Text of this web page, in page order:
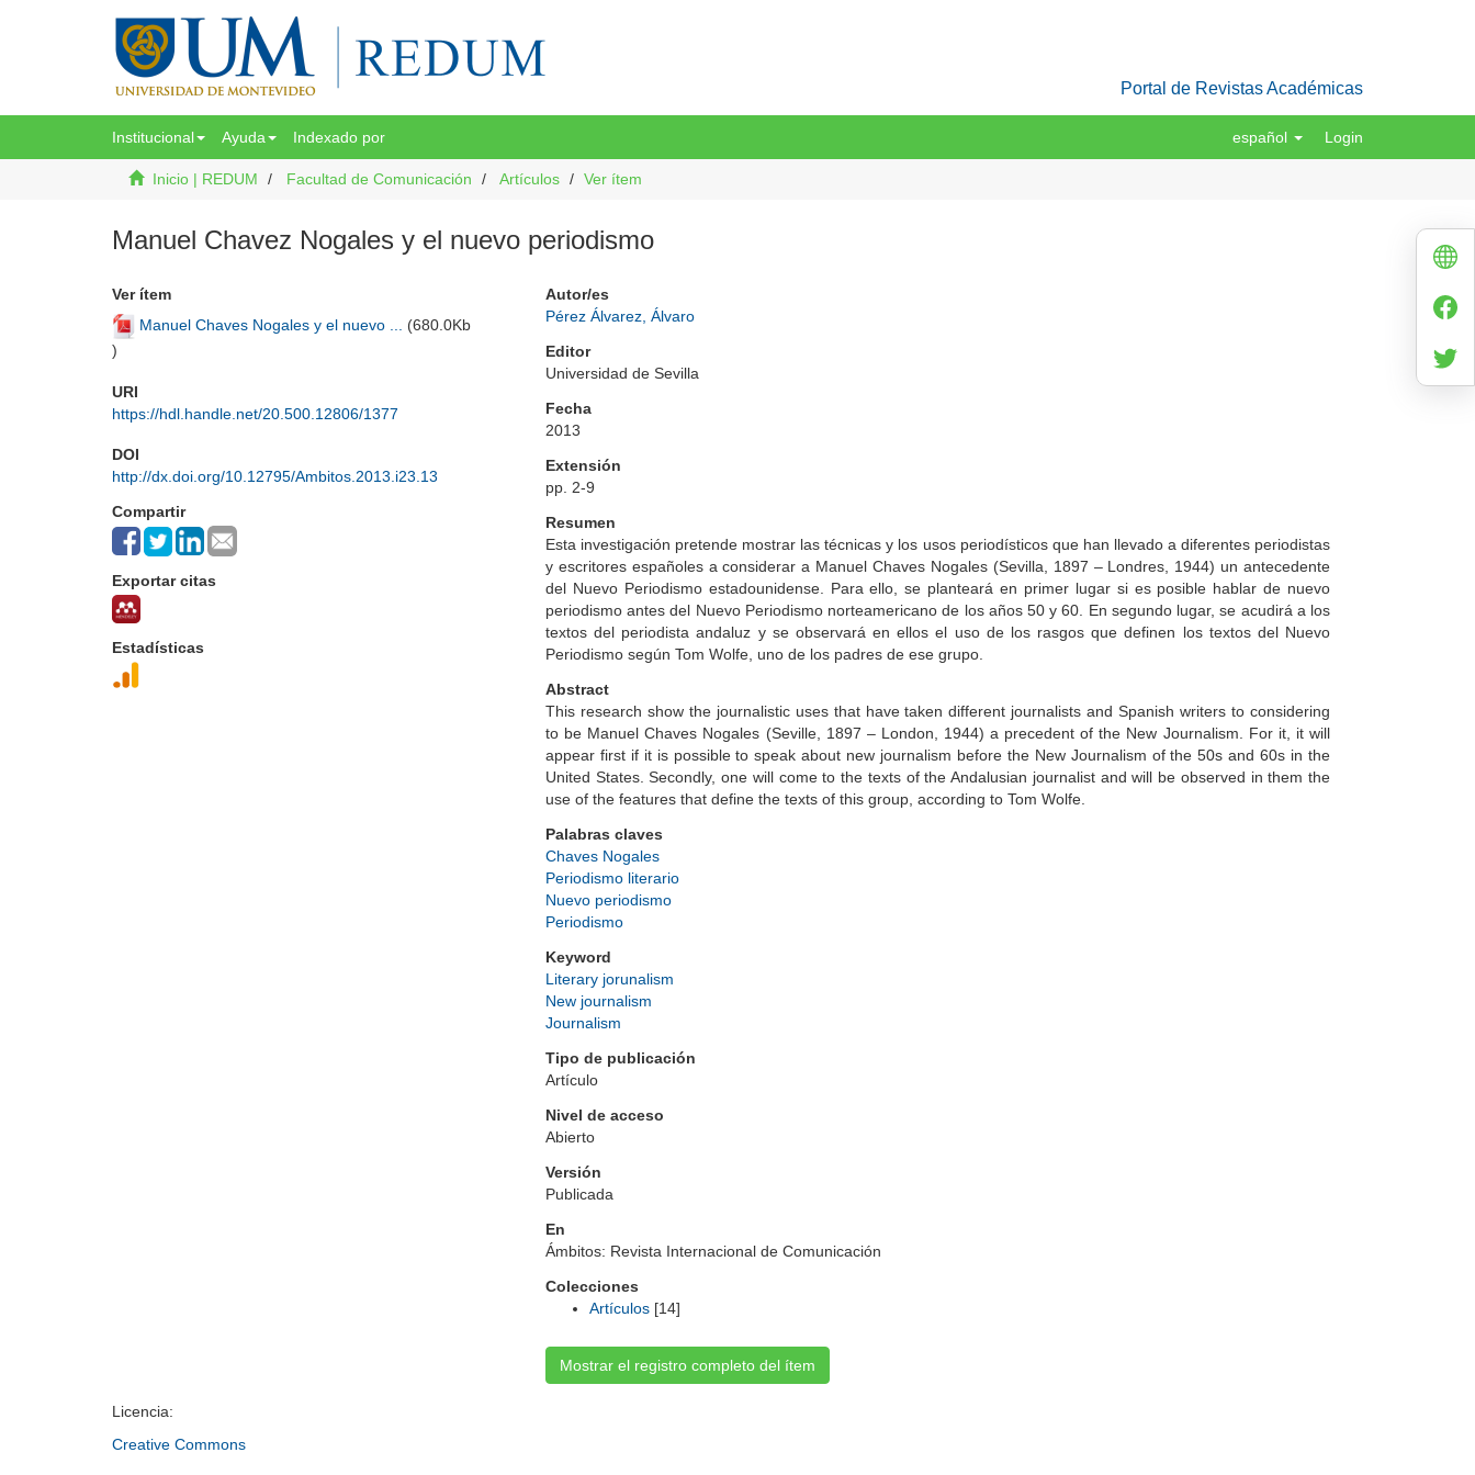
Portal de Revistas Académicas
Institucional Ayuda Indexado por español Login
Inicio | REDUM Facultad de Comunicación Artículos Ver ítem
Manuel Chavez Nogales y el nuevo periodismo
Ver ítem
Manuel Chaves Nogales y el nuevo ... (680.0Kb
)
URI
https://hdl.handle.net/20.500.12806/1377
DOI
http://dx.doi.org/10.12795/Ambitos.2013.i23.13
Compartir
Exportar citas
Estadísticas
Autor/es
Pérez Álvarez, Álvaro
Editor
Universidad de Sevilla
Fecha
2013
Extensión
pp. 2-9
Resumen
Esta investigación pretende mostrar las técnicas y los usos periodísticos que han llevado a diferentes periodistas
y escritores españoles a considerar a Manuel Chaves Nogales (Sevilla, 1897 – Londres, 1944) un antecedente
del Nuevo Periodismo estadounidense. Para ello, se planteará en primer lugar si es posible hablar de nuevo
periodismo antes del Nuevo Periodismo norteamericano de los años 50 y 60. En segundo lugar, se acudirá a los
textos del periodista andaluz y se observará en ellos el uso de los rasgos que definen los textos del Nuevo
Periodismo según Tom Wolfe, uno de los padres de ese grupo.
Abstract
This research show the journalistic uses that have taken different journalists and Spanish writers to considering
to be Manuel Chaves Nogales (Seville, 1897 – London, 1944) a precedent of the New Journalism. For it, it will
appear first if it is possible to speak about new journalism before the New Journalism of the 50s and 60s in the
United States. Secondly, one will come to the texts of the Andalusian journalist and will be observed in them the
use of the features that define the texts of this group, according to Tom Wolfe.
Palabras claves
Chaves Nogales
Periodismo literario
Nuevo periodismo
Periodismo
Keyword
Literary jorunalism
New journalism
Journalism
Tipo de publicación
Artículo
Nivel de acceso
Abierto
Versión
Publicada
En
Ámbitos: Revista Internacional de Comunicación
Colecciones
Artículos [14]
Mostrar el registro completo del ítem
Licencia:
Creative Commons